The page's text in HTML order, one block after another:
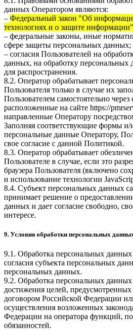
данных Оператором являются:
– Федеральный закон "Об
технологиях и о защите
– федеральные законы, иные
сфере защиты персональных данных;
– согласия Пользователей на
данных, на обработку
для распространения.
8.2. Оператор обрабатывает
Пользователя только в случае их
Пользователем самостоятельно
расположенные на сайте https://
направленные Оператору
Заполняя соответствующие формы и/
персональные данные Оператору,
свое согласие с данной Политикой.
8.3. Оператор обрабатывает
Пользователе в случае, если это
браузера Пользователя (включено
и использование технологии
8.4. Субъект персональных данных
принимает решение о
данных и дает согласие свободно,
интересе.
9. Условия обработки персональных
9.1. Обработка персональных данных
согласия субъекта персональных
персональных данных.
9.2. Обработка персональных
достижения целей,
договором Российской Федерации
осуществления возложенных
Федерации на оператора функций,
обязанностей.